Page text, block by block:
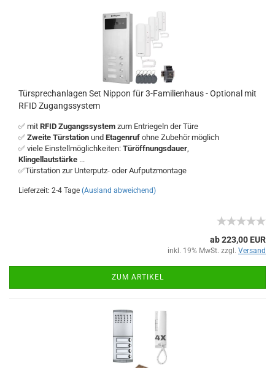
Türsprechanlagen Set Nippon für 3-Familienhaus - Optional mit
RFID Zugangssystem
✅ mit RFID Zugangssystem zum Entriegeln der Türe
✅ Zweite Türstation und Etagenruf ohne Zubehör möglich
✅ viele Einstellmöglichkeiten: Türöffnungsdauer,
Klingellautstärke ...
✅Türstation zur Unterputz- oder Aufputzmontage
Lieferzeit: 2-4 Tage (Ausland abweichend)
ab 223,00 EUR
inkl. 19% MwSt. zzgl. Versand
ZUM ARTIKEL